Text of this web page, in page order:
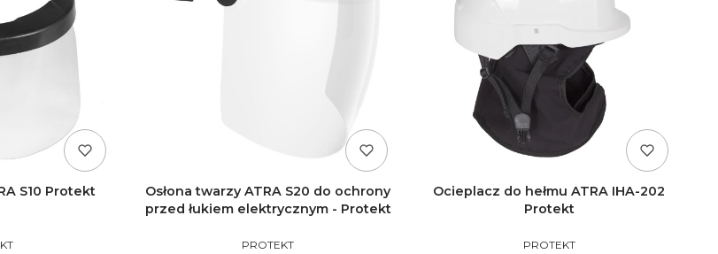
S10 Protekt
Osłona twarzy ATRA S20 do ochrony
przed łukiem elektrycznym - Protekt
PRODUCENT
PROTEKT
Ocieplacz do hełmu ATRA IHA-202
Protekt
PRODUCENT
PROTEKT